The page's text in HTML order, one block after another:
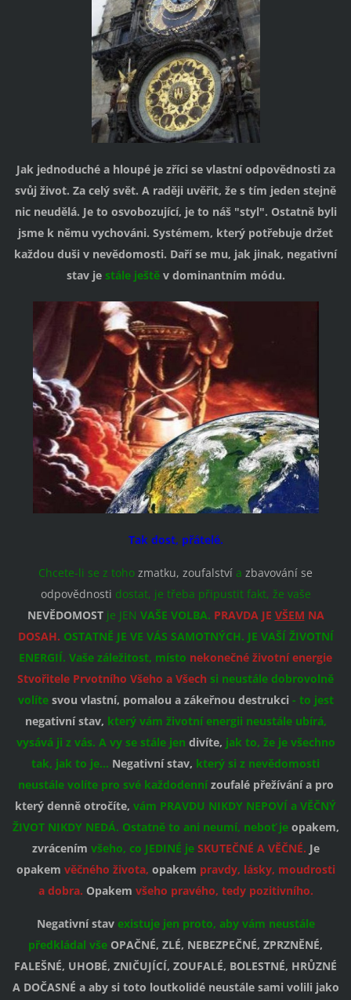
Jak jednoduché a hloupé je zříci se vlastní odpovědnosti za
svůj život. Za celý svět. A raději uvěřit, že s tím jeden stejně
nic neudělá. Je to osvobozující, je to náš "styl". Ostatně byli
jsme k němu vychováni. Systémem, který potřebuje držet
každou duši v nevědomosti. Daří se mu, jak jinak, negativní
stav je stále ještěv dominantním módu.
Tak dost, přátelé.
Chcete-li se z toho zmatku, zoufalství a zbavování se
odpovědnosti dostat, je třeba připustit fakt, že vaše
NEVĚDOMOSTje JEN VAŠE VOLBA. PRAVDA JE VŠEM NA
DOSAH. OSTATNĚ JE VE VÁS SAMOTNÝCH. JE VAŠÍ ŽIVOTNÍ
ENERGIÍ. Vaše záležitost, místo nekonečné životní energie
Stvořitele Prvotního Všeho a Všech si neustále dobrovolně
volíte svou vlastní, pomalou a zákeřnou destrukci - to jest
negativní stav, který vám životní energii neustále ubírá,
vysává ji z vás. A vy se stále jen divíte, jak to, že je všechno
tak, jak to je... Negativní stav, který si z nevědomosti
neustále volíte pro své každodennízoufalé přežívání a pro
který denně otročíte, vám PRAVDU NIKDY NEPOVÍ a VĚČNÝ
ŽIVOT NIKDY NEDÁ. Ostatně to ani neumí, neboť je opakem,
zvrácením všeho, co JEDINÉ je SKUTEČNÉ A VĚČNÉ. Je
opakem věčného života, opakem pravdy, lásky, moudrosti
a dobra. Opakem všeho pravého, tedy pozitivního.
Negativní stav existuje jen proto, aby vám neustále
předkládal vše OPAČNÉ, ZLÉ, NEBEZPEČNÉ, ZPRZNĚNÉ,
FALEŠNÉ, UHOBÉ, ZNIČUJÍCÍ, ZOUFALÉ, BOLESTNÉ, HRŮZNÉ
A DOČASNÉ a aby si toto loutkolidé neustále sami volili jako